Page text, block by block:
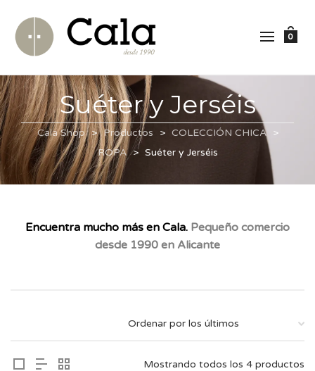
0
Suéter y Jerséis
Cala Shop > Productos > COLECCIÓN CHICA
>
ROPA > Suéter y Jerséis
Encuentra mucho más en Cala. Pequeño comercio
desde 1990 en Alicante
Mostrando todos los 4 productos